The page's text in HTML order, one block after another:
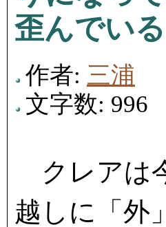
歪んでいる
作者: 三浦
文字数: 996
クレアは
越しに「外